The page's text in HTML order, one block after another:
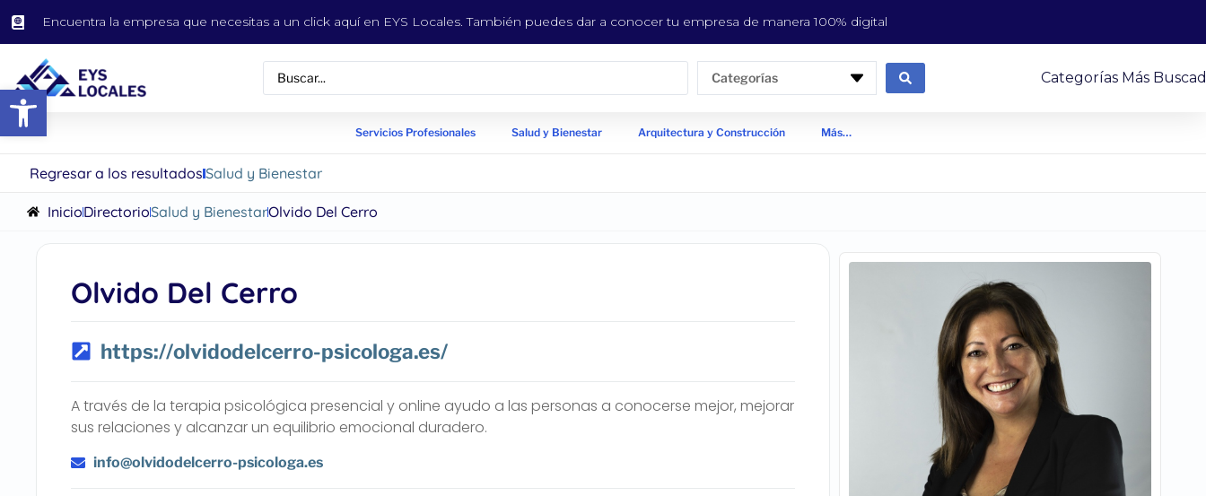
Abrir barra de herramientas
Encuentra la empresa que necesitas a un click aquí en EYS Locales. También puedes dar a conocer tu empresa de manera 100% digital
Categorías Categorías Más
Servicios Profesionales Salud y Bienestar Arquitectura y Construcción Más…
Regresar a los resultadosSalud y Bienestar
InicioDirectorioSalud y BienestarOlvido Del Cerro
Olvido Del Cerro
https://olvidodelcerro-psicologa.es/
A través de la terapia psicológica presencial y online ayudo a las personas a conocerse mejor, mejorar
sus relaciones y alcanzar un equilibrio emocional duradero.
info@olvidodelcerro-psicologa.es